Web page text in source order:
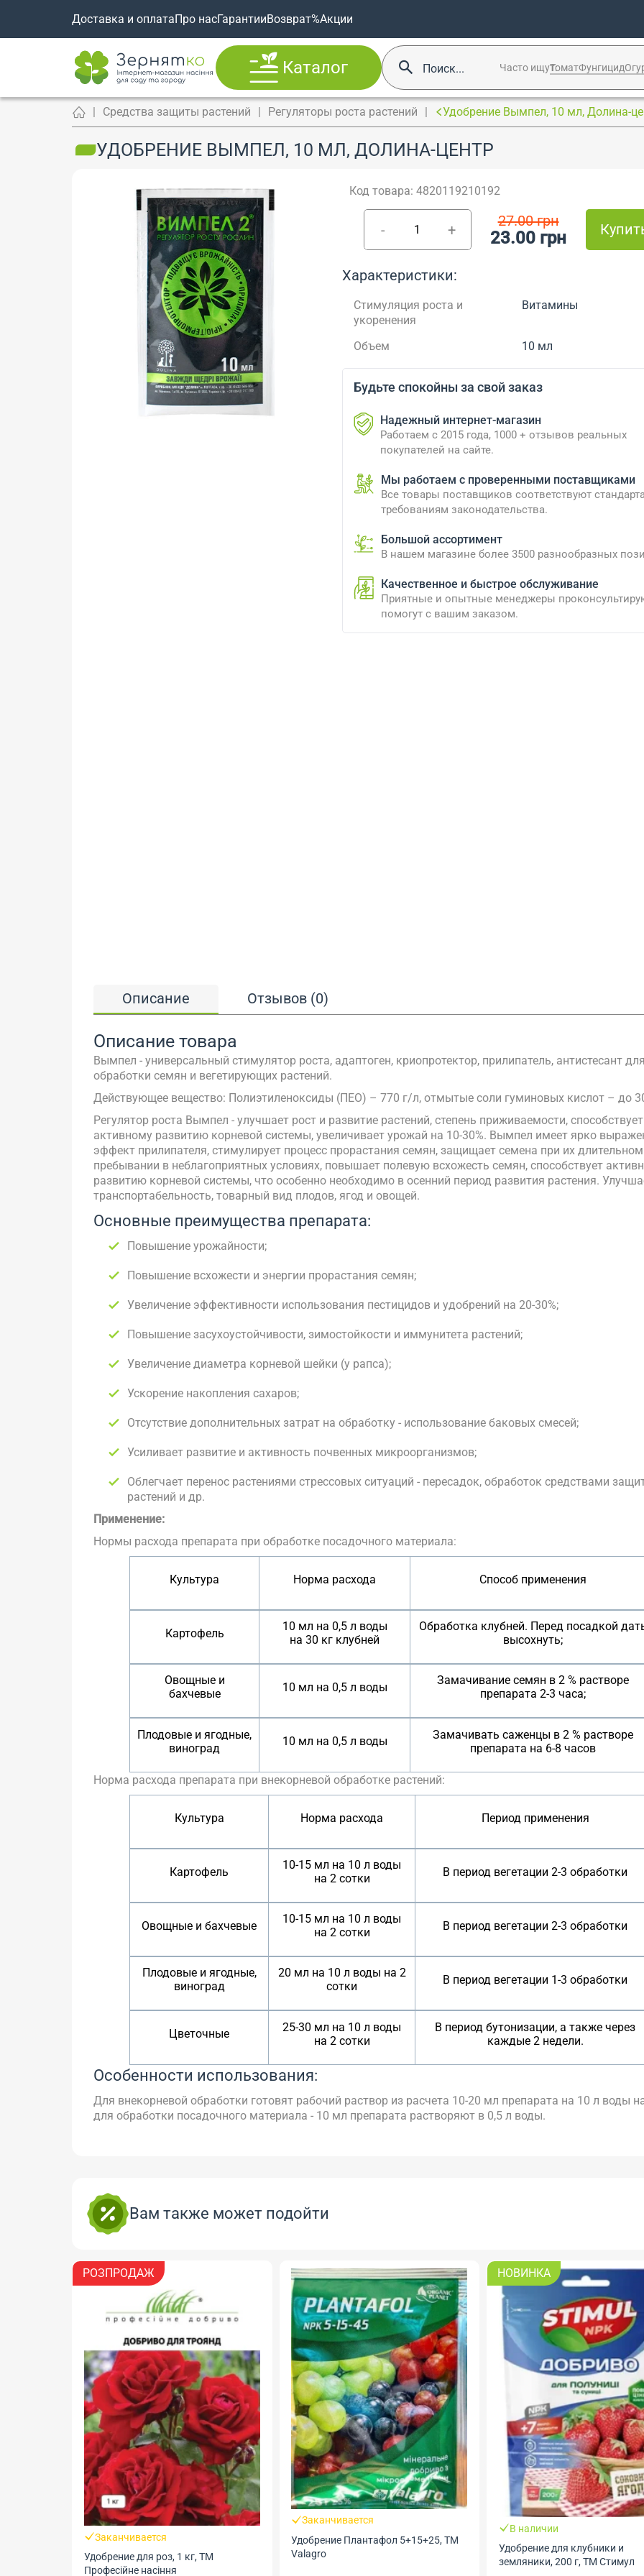
Доставка и оплатаПро насГарантииВозврат%Акции
Каталог Часто ищут:ТоматФунгицид
Средства защиты растений Регуляторы роста растений Удобрение Вымпел, 10 мл, Долина-
УДОБРЕНИЕ ВЫМПЕЛ, 10 МЛ, ДОЛИНА-ЦЕНТР
Код товара: 4820119210192
- +
27.00 грн
23.00 грн
Характеристики:
Стимуляция роста и
укоренения
Витамины
Объем 10 мл
Будьте спокойны за свой заказ
Надежный интернет-магазин
Работаем с 2015 года, 1000 + отзывов реальных
покупателей на сайте.
Мы работаем с проверенными поставщиками
Все товары поставщиков соответствуют
требованиям законодательства.
Большой ассортимент
В нашем магазине более 3500 разнообразных
Качественное и быстрое обслуживание
Приятные и опытные менеджеры
помогут с вашим заказом.
Описание Отзывов (0)
Описание товара
Вымпел - универсальный стимулятор роста, адаптоген, криопротектор, прилипатель, антистесант
обработки семян и вегетирующих растений.
Действующее вещество: Полиэтиленоксиды (ПЕО) – 770 г/л, отмытые соли гуминовых кислот – до
Регулятор роста Вымпел - улучшает рост и развитие растений, степень приживаемости, способствует
активному развитию корневой системы, увеличивает урожай на 10-30%. Вымпел имеет ярко
эффект прилипателя, стимулирует процесс прорастания семян, защищает семена при их длительном
пребывании в неблагоприятных условиях, повышает полевую всхожесть семян, способствует
развитию корневой системы, что особенно необходимо в осенний период развития растения.
транспортабельность, товарный вид плодов, ягод и овощей.
Основные преимущества препарата:
Повышение урожайности;
Повышение всхожести и энергии прорастания семян;
Увеличение эффективности использования пестицидов и удобрений на 20-30%;
Повышение засухоустойчивости, зимостойкости и иммунитета растений;
Увеличение диаметра корневой шейки (у рапса);
Ускорение накопления сахаров;
Отсутствие дополнительных затрат на обработку - использование баковых смесей;
Усиливает развитие и активность почвенных микроорганизмов;
Облегчает перенос растениями стрессовых ситуаций - пересадок, обработок средствами
растений и др.
Применение:
Нормы расхода препарата при обработке посадочного материала:
Культура Норма расхода Способ применения
Картофель
10 мл на 0,5 л воды
на 30 кг клубней
Обработка клубней. Перед посадкой
высохнуть;
Овощные и
бахчевые
10 мл на 0,5 л воды
Замачивание семян в 2 % растворе
препарата 2-3 часа;
Плодовые и ягодные,
виноград
10 мл на 0,5 л воды
Замачивать саженцы в 2 % растворе
препарата на 6-8 часов
Норма расхода препарата при внекорневой обработке растений:
Культура Норма расхода Период применения
Картофель
10-15 мл на 10 л воды
на 2 сотки
В период вегетации 2-3 обработки
Овощные и бахчевые
10-15 мл на 10 л воды
на 2 сотки
В период вегетации 2-3 обработки
Плодовые и ягодные,
виноград
20 мл на 10 л воды на 2
сотки
В период вегетации 1-3 обработки
Цветочные
25-30 мл на 10 л воды
на 2 сотки
В период бутонизации, а также через
каждые 2 недели.
Особенности использования:
Для внекорневой обработки готовят рабочий раствор из расчета 10-20 мл препарата на 10 л воды
для обработки посадочного материала - 10 мл препарата растворяют в 0,5 л воды.
Вам также может подойти
РОЗПРОДАЖ
Заканчивается
Удобрение для роз, 1 кг, ТМ
Професійне насіння
Заканчивается
Удобрение Плантафол 5+15+25, ТМ
Valagro
НОВИНКА
В наличии
Удобрение для клубники и
земляники, 200 г, ТМ Стимул